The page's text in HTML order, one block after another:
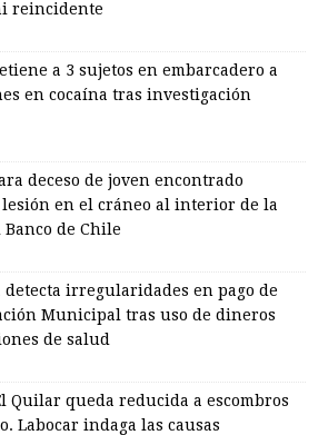
reincidente
a 3 sujetos en embarcadero a
en cocaína tras investigación
deceso de joven encontrado
en el cráneo al interior de la
de Chile
irregularidades en pago de
Municipal tras uso de dineros
de salud
Quilar queda reducida a escombros
Labocar indaga las causas